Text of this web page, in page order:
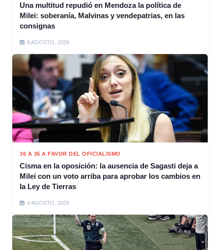
Una multitud repudió en Mendoza la política de
Milei: soberanía, Malvinas y vendepatrias, en las
consignas
6 AGOSTO, 2026
36 A 35 A FAVOR DEL OFICIALISMO
Cisma en la oposición: la ausencia de Sagasti deja a
Milei con un voto arriba para aprobar los cambios en
la Ley de Tierras
4 AGOSTO, 2026